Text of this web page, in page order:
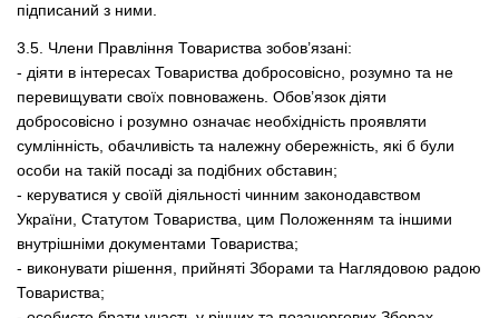
підписаний з ними.
3.5. Члени Правління Товариства зобов’язані:
- діяти в інтересах Товариства добросовісно, розумно та не
перевищувати своїх повноважень. Обов’язок діяти
добросовісно і розумно означає необхідність проявляти
сумлінність, обачливість та належну обережність, які б були
особи на такій посаді за подібних обставин;
- керуватися у своїй діяльності чинним законодавством
України, Статутом Товариства, цим Положенням та іншими
внутрішніми документами Товариства;
- виконувати рішення, прийняті Зборами та Наглядовою радою
Товариства;